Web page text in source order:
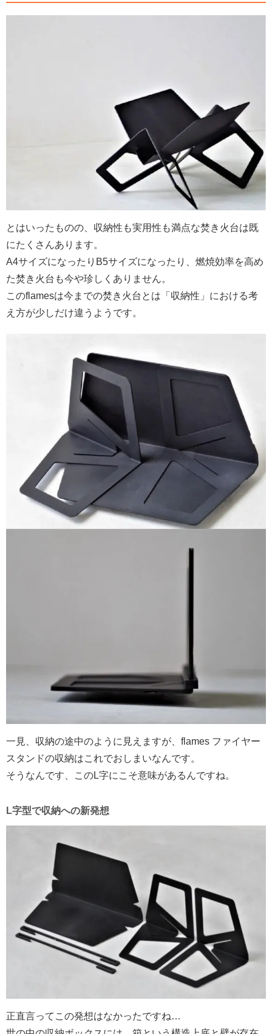
とはいったものの、収納性も実用性も満点な焚き火台は既
にたくさんあります。
A4サイズになったりB5サイズになったり、燃焼効率を高め
た焚き火台も今や珍しくありません。
このflamesは今までの焚き火台とは「収納性」における考
え方が少しだけ違うようです。
一見、収納の途中のように見えますが、flames ファイヤー
スタンドの収納はこれでおしまいなんです。
そうなんです、このL字にこそ意味があるんですね。
L字型で収納への新発想
正直言ってこの発想はなかったですね…